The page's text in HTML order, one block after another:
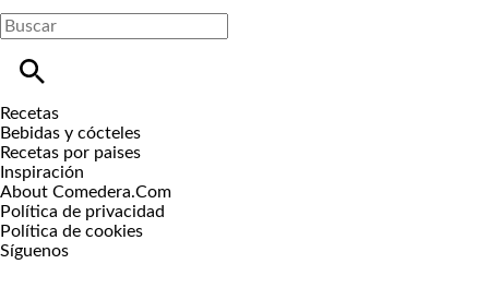
Recetas
Bebidas y cócteles
Recetas por paises
Inspiración
About Comedera.Com
Política de privacidad
Política de cookies
Síguenos